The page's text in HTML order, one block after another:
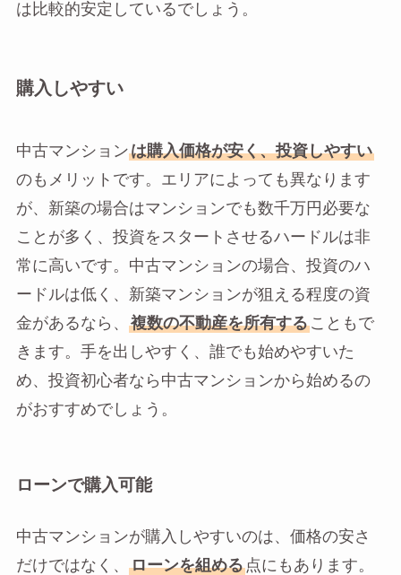
は比較的安定しているでしょう。
購入しやすい
中古マンションは購入価格が安く、投資しやすい
のもメリットです。エリアによっても異なります
が、新築の場合はマンションでも数千万円必要な
ことが多く、投資をスタートさせるハードルは非
常に高いです。中古マンションの場合、投資のハ
ードルは低く、新築マンションが狙える程度の資
金があるなら、
複数の不動産を所有することもで
きます。手を出しやすく、誰でも始めやすいた
め、投資初心者なら中古マンションから始めるの
がおすすめでしょう。
ローンで購入可能
中古マンションが購入しやすいのは、価格の安さ
だけではなく、
ローンを組める点にもあります。